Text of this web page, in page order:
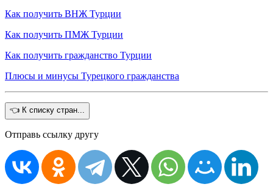
Как получить ВНЖ Турции
Как получить ПМЖ Турции
Как получить гражданство Турции
Плюсы и минусы Турецкого гражданства
👈 К списку стран...
Отправь ссылку другу